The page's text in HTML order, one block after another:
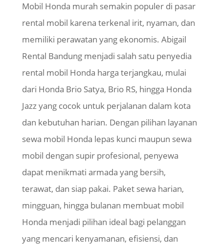
Mobil Honda murah semakin populer di pasar
rental mobil karena terkenal irit, nyaman, dan
memiliki perawatan yang ekonomis. Abigail
Rental Bandung menjadi salah satu penyedia
rental mobil Honda harga terjangkau, mulai
dari Honda Brio Satya, Brio RS, hingga Honda
Jazz yang cocok untuk perjalanan dalam kota
dan kebutuhan harian. Dengan pilihan layanan
sewa mobil Honda lepas kunci maupun sewa
mobil dengan supir profesional, penyewa
dapat menikmati armada yang bersih,
terawat, dan siap pakai. Paket sewa harian,
mingguan, hingga bulanan membuat mobil
Honda menjadi pilihan ideal bagi pelanggan
yang mencari kenyamanan, efisiensi, dan